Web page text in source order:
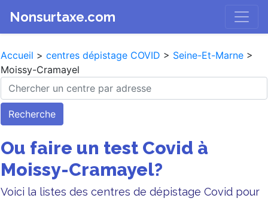
Nonsurtaxe.com
Accueil > centres dépistage COVID > Seine-Et-Marne >
Moissy-Cramayel
Recherche
Ou faire un test Covid à
Moissy-Cramayel?
Voici la listes des centres de dépistage Covid pour